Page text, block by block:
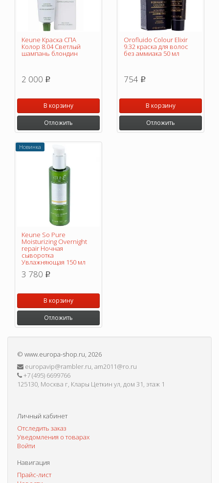
Keune Краска СПА
Колор 8.04 Светлый
шампань блондин
2 000 p
В корзину
Отложить
Orofluido Colour Elixir
9.32 краска для волос
без аммиака 50 мл
754 p
В корзину
Отложить
Новинка
Keune So Pure
Moisturizing Overnight
repair Ночная
сыворотка
Увлажняющая 150 мл
3 780 p
В корзину
Отложить
© www.europa-shop.ru, 2026
europavip@rambler.ru, am2011@ro.ru
+7 (495) 6699766
125130, Москва г, Клары Цеткин ул, дом 31, этаж 1
Личный кабинет
Отследить заказ
Уведомления о товарах
Войти
Навигация
Прайс-лист